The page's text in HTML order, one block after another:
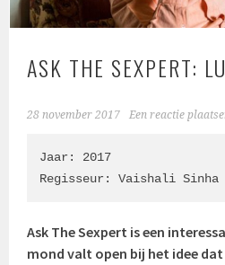
ASK THE SEXPERT:
28 november 2017 Een reactie
Jaar: 2017
Regisseur: Vaishali Sinha
Ask The Sexpert is een
mond valt open bij het idee